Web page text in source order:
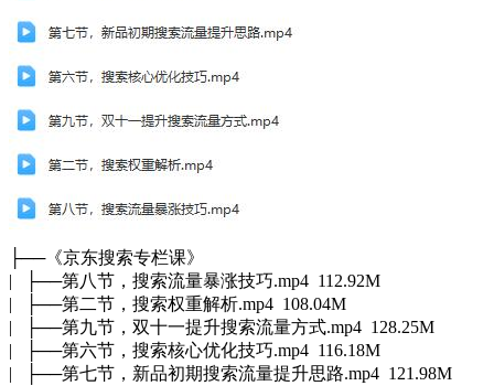
├──《京东搜索专栏课》
| ├──第八节，搜索流量暴涨技巧.mp4 112.92M
| ├──第二节，搜索权重解析.mp4 108.04M
| ├──第九节，双十一提升搜索流量方式.mp4 128.25M
| ├──第六节，搜索核心优化技巧.mp4 116.18M
| ├──第七节，新品初期搜索流量提升思路.mp4 121.98M